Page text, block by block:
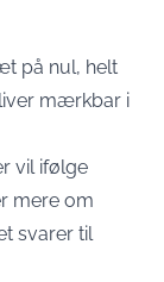
på nul, helt
mærkbar i
vil ifølge
mere om
svarer til